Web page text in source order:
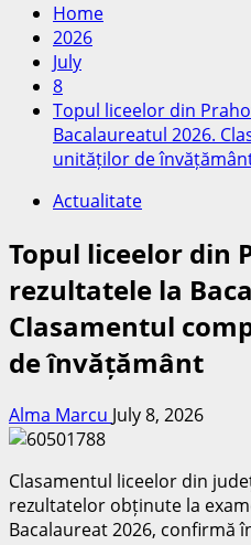
Home
2026
July
8
Topul liceelor din
Bacalaureatul 2026.
unităților de
Actualitate
Topul liceelor din
rezultatele la
Clasamentul
de învățământ
Alma Marcu July 8, 2026
Clasamentul liceelor din
rezultatelor obținute la
Bacalaureat 2026, confirmă